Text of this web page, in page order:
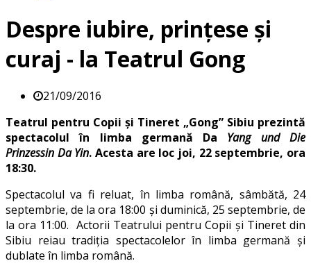
Despre iubire, prinţese și
curaj - la Teatrul Gong
21/09/2016
Teatrul pentru Copii și Tineret „Gong” Sibiu prezintă
spectacolul în limba germană Da Yang und Die
Prinzessin Da Yin. Acesta are loc joi, 22 septembrie, ora
18:30.
Spectacolul va fi reluat, în limba română, sâmbătă, 24
septembrie, de la ora 18:00 și duminică, 25 septembrie, de
la ora 11:00. Actorii Teatrului pentru Copii și Tineret din
Sibiu reiau tradiția spectacolelor în limba germană și
dublate în limba română.